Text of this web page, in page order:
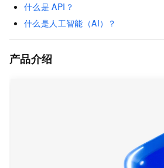
什么是 API？
什么是人工智能（AI）？
产品介绍